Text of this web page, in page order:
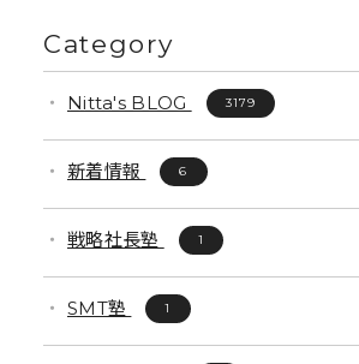
Category
Nitta's BLOG 3179
新着情報 6
戦略社長塾 1
SMT塾 1